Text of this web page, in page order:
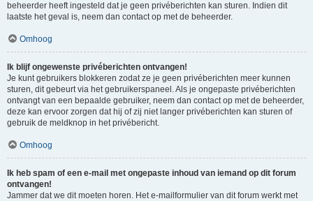
beheerder heeft ingesteld dat je geen privéberichten kan sturen. Indien dit
laatste het geval is, neem dan contact op met de beheerder.
Omhoog
Ik blijf ongewenste privéberichten ontvangen!
Je kunt gebruikers blokkeren zodat ze je geen privéberichten meer kunnen
sturen, dit gebeurt via het gebruikerspaneel. Als je ongepaste privéberichten
ontvangt van een bepaalde gebruiker, neem dan contact op met de beheerder,
deze kan ervoor zorgen dat hij of zij niet langer privéberichten kan sturen of
gebruik de meldknop in het privébericht.
Omhoog
Ik heb spam of een e-mail met ongepaste inhoud van iemand op dit forum
ontvangen!
Jammer dat we dit moeten horen. Het e-mailformulier van dit forum werkt met